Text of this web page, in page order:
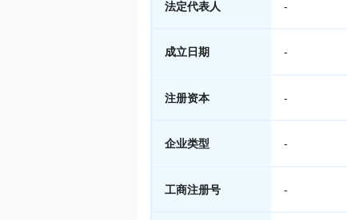
法定代表人 -
成立日期 -
注册资本 -
企业类型 -
工商注册号 -